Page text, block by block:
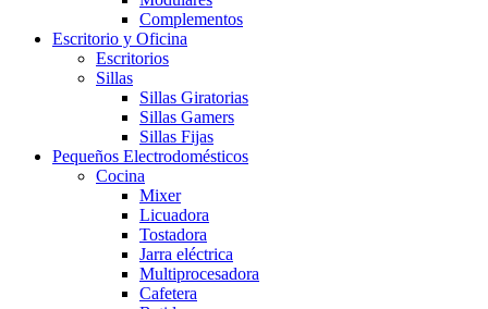
Complementos
Escritorio y Oficina
Escritorios
Sillas
Sillas Giratorias
Sillas Gamers
Sillas Fijas
Pequeños Electrodomésticos
Cocina
Mixer
Licuadora
Tostadora
Jarra eléctrica
Multiprocesadora
Cafetera